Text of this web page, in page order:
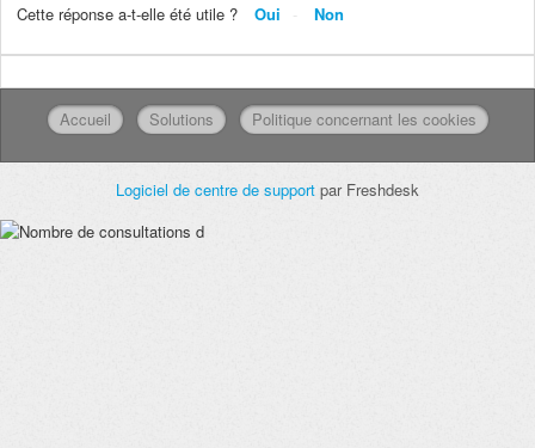
Cette réponse a-t-elle été utile ? Oui Non
Accueil Solutions Politique concernant les cookies
Logiciel de centre de support par Freshdesk